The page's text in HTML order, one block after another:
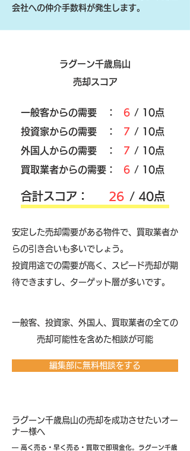
会社への仲介手数料が発生します。
ラグーン千歳烏山
売却スコア
​一般客からの需要 ： 6 / 10点
​投資家からの需要 ：
7 / 10点
外国人からの需要 ：
7 / 10点
買取業者からの需要：
6 / 10点
​合計スコア： 26 / 40点
安定した売却需要がある物件で、買取業者か
らの引き合いも多いでしょう。
投資用途での需要が高く、スピード売却が期
待できますし、ターゲット層が多いです。
​一般客、投資家、外国人、買取業者の全ての
売却可能性を含めた相談が可能
編集部に無料相談をする
ラグーン千歳烏山の売却を成功させたいオー
ナー様へ
― 高く売る・早く売る・買取で即現金化。ラグーン千歳